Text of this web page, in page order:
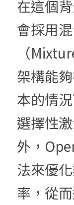
在這個
會採用
（
架構能
本的情
選擇性
外，
法來優
率，從